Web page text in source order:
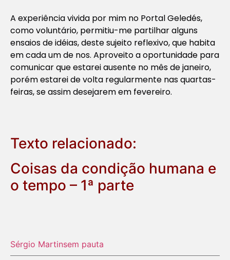
A experiência vivida por mim no Portal Geledés,
como voluntário, permitiu-me partilhar alguns
ensaios de idéias, deste sujeito reflexivo, que habita
em cada um de nos. Aproveito a oportunidade para
comunicar que estarei ausente no mês de janeiro,
porém estarei de volta regularmente nas quartas-
feiras, se assim desejarem em fevereiro.
Texto relacionado:
Coisas da condição humana e
o tempo – 1ª parte
Sérgio Martinsem pauta